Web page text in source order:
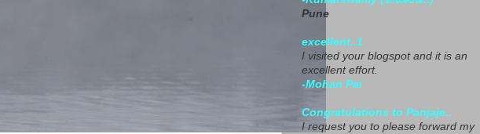
Pune
excellent..1
I visited your blogspot and it is an
excellent effort.
-Mohan Pai
Congratulations to Panjaje..
I request you to please forward my